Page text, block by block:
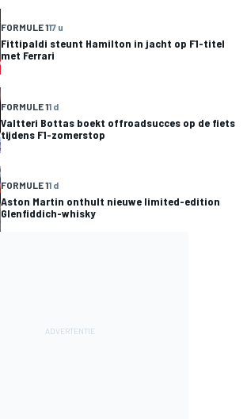
FORMULE 117 u
Fittipaldi steunt Hamilton in jacht op F1-titel
met Ferrari
FORMULE 11 d
Valtteri Bottas boekt offroadsucces op de fiets
tijdens F1-zomerstop
FORMULE 11 d
Aston Martin onthult nieuwe limited-edition
Glenfiddich-whisky